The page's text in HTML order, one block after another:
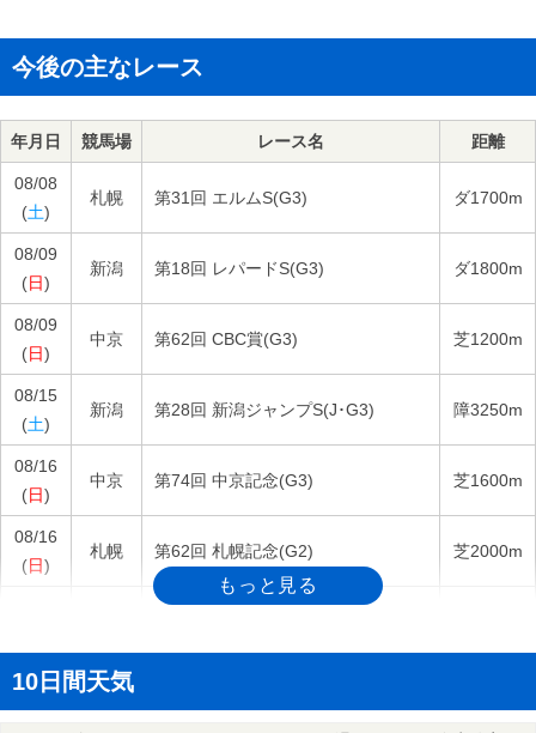
今後の主なレース
年月日 競馬場 レース名 距離
08/08
(土)
札幌 第31回 エルムS(G3) ダ1700m
08/09
(日)
新潟 第18回 レパードS(G3) ダ1800m
08/09
(日)
中京 第62回 CBC賞(G3) 芝1200m
08/15
(土)
新潟 第28回 新潟ジャンプS(J･G3) 障3250m
08/16
(日)
中京 第74回 中京記念(G3) 芝1600m
08/16
(日)
札幌 第62回 札幌記念(G2) 芝2000m
08/23
(日)
札幌
10日間天気